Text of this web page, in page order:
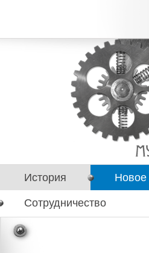
История Новое
Сотрудничество